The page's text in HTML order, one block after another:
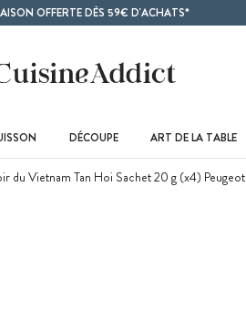
OFFERTE DÈS 59€ D'ACHATS*
DÉCOUPE ART DE LA TABLE
du Vietnam Tan Hoi Sachet 20 g (x4) Peugeot